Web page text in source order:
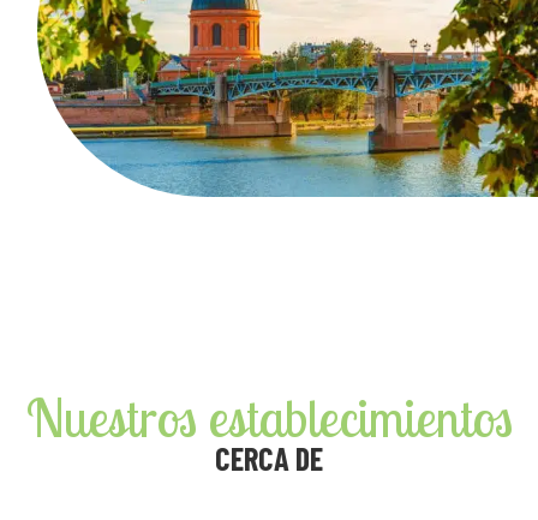
Nuestros establecimientos
CERCA DE